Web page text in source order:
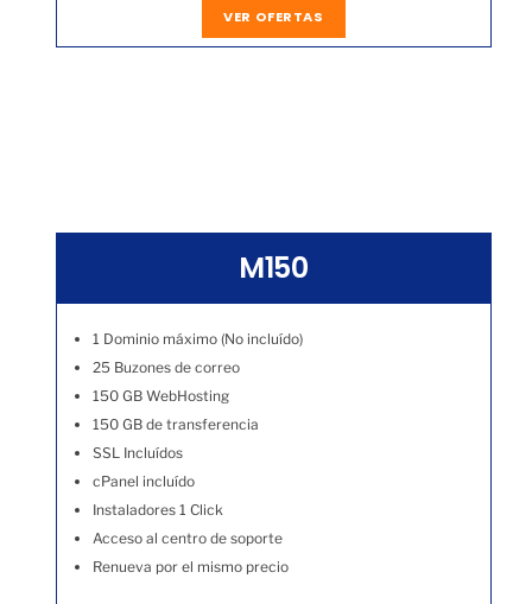
VER OFERTAS
M150
1 Dominio máximo (No incluído)
25 Buzones de correo
150 GB WebHosting
150 GB de transferencia
SSL Incluídos
cPanel incluído
Instaladores 1 Click
Acceso al centro de soporte
Renueva por el mismo precio